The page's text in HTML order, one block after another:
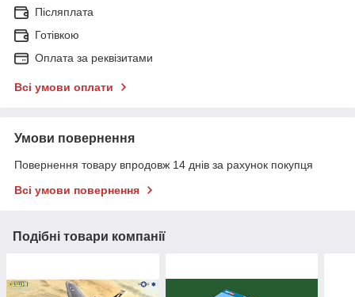
Післяплата
Готівкою
Оплата за реквізитами
Всі умови оплати
Умови повернення
Повернення товару впродовж 14 днів за рахунок покупця
Всі умови повернення
Подібні товари компанії